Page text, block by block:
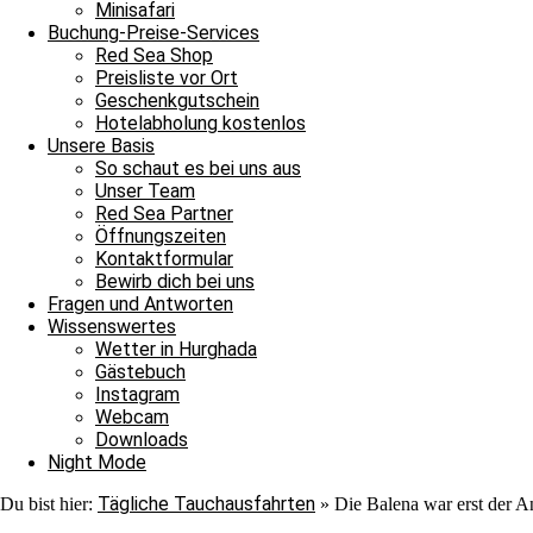
Minisafari
Buchung-Preise-Services
Red Sea Shop
Preisliste vor Ort
Geschenkgutschein
Hotelabholung kostenlos
Unsere Basis
So schaut es bei uns aus
Unser Team
Red Sea Partner
Öffnungszeiten
Kontaktformular
Bewirb dich bei uns
Fragen und Antworten
Wissenswertes
Wetter in Hurghada
Gästebuch
Instagram
Webcam
Downloads
Night Mode
Du bist hier: Tägliche Tauchausfahrten » Die Balena war erst der
Nach ihrer Show verließen auch sie uns ins Blau. Jedoch war auf
Adlerrochen entdecken, der in der Strömung stand, wie ein Fels in
ebenmäßig Marmoriert und wir konnten ihn von der Nähe
unter einem Stein saß. In unserem Sicherheitsstop begegnete uns
hinschauen sollten, machten wir uns überglücklich auf den Weg
als auch für die Neulinge, denn heute hat unsere Tauschfamilie
viel zu feiern, das heißt schnell auf zur Shaab Stella Bar, denn
Grüße von JJ, Sandra und Janina.
Ganztagesfahrt
Tauchplatz 1: Carlson’s Corner
Tauchplatz 2: Erg Somaya
Tauchplatz 3: Balena
An diesem wunderschönen Sonntagmorgen starteten wir unseren